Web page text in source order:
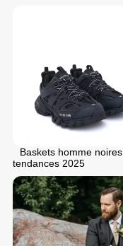
Baskets homme noires
tendances 2025